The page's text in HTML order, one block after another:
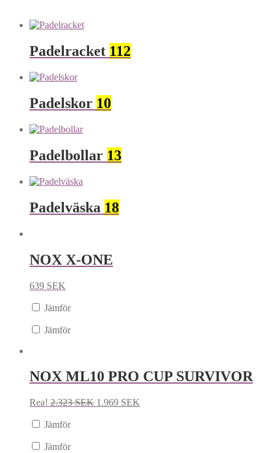
Padelracket 112
Padelskor 10
Padelbollar 13
Padelväska 18
NOX X-ONE
639 SEK
Jämför
Jämför
NOX ML10 PRO CUP SURVIVOR
Rea! 2.323SEK 1.969 SEK
Jämför
Jämför